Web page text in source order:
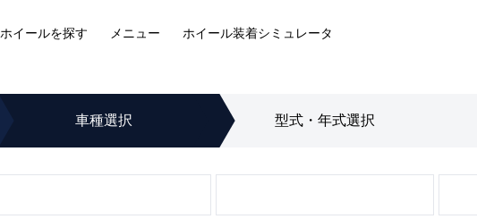
ホイールを探す メニュー ホイール装着シミュレータ
車種選択 型式・年式選択